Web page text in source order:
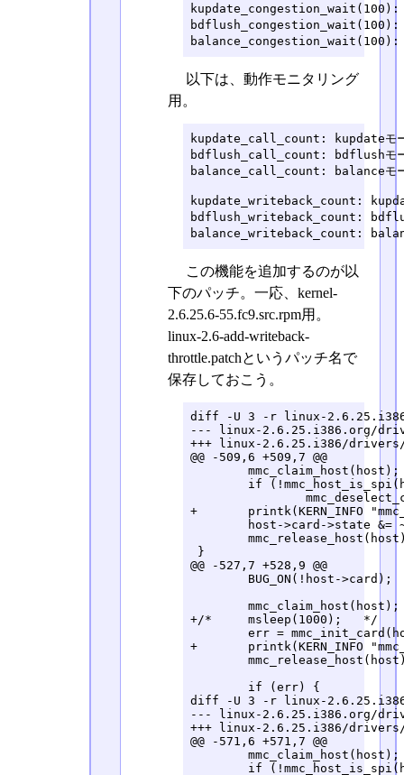
kupdate_congestion_wait(100):
bdflush_congestion_wait(100):
balance_congestion_wait(100):
以下は、動作モニタリング
用。
kupdate_call_count: kupdateモー
bdflush_call_count: bdflushモー
balance_call_count: balanceモー
kupdate_writeback_count:
bdflush_writeback_count:
balance_writeback_count:
この機能を追加するのが以
下のパッチ。一応、kernel-
2.6.25.6-55.fc9.src.rpm用。
linux-2.6-add-writeback-
throttle.patchというパッチ名で
保存しておこう。
diff -U 3 -r linux-2.6.25.i386.org/drivers/mmc/core/mmc.c linux-2.6.25.i386/drivers/mmc/core/mmc.c
--- linux-2.6.25.i386.org/drivers/mmc/core/mmc.c	2008-04-17 11:49:44.000000000 +0900
+++ linux-2.6.25.i386/drivers/mmc/core/mmc.c	2008-07-03 12:31:22.000000000 +0900
@@ -509,6 +509,7 @@
 	mmc_claim_host(host);
 	if (!mmc_host_is_spi(host))
 		mmc_deselect_cards(host);
+	printk(KERN_INFO "mmc_core: deselected mmc card for suspend.\n");
 	host->card->state &= ~MMC_STATE_HIGHSPEED;
 	mmc_release_host(host);
 }
@@ -527,7 +528,9 @@
 	BUG_ON(!host->card);
 
 	mmc_claim_host(host);
+/*	msleep(1000);	*/
 	err = mmc_init_card(host, host->ocr, host->card);
+	printk(KERN_INFO "mmc_core: reinitialised mmc card for resume. state=%d.\n", err);
 	mmc_release_host(host);
 
 	if (err) {
diff -U 3 -r linux-2.6.25.i386.org/drivers/mmc/core/sd.c linux-2.6.25.i386/drivers/mmc/core/sd.c
--- linux-2.6.25.i386.org/drivers/mmc/core/sd.c	2008-04-17 11:49:44.000000000 +0900
+++ linux-2.6.25.i386/drivers/mmc/core/sd.c	2008-07-03 12:31:08.000000000 +0900
@@ -571,6 +571,7 @@
 	mmc_claim_host(host);
 	if (!mmc_host_is_spi(host))
 		mmc_deselect_cards(host);
+	printk(KERN_INFO "mmc_core: deselected sd card for suspend.\n");
 	host->card->state &= ~MMC_STATE_HIGHSPEED;
 	mmc_release_host(host);
 }
@@ -589,7 +590,9 @@
 	BUG_ON(!host->card);
 
 	mmc_claim_host(host);
+/*	msleep(1000);	*/
 	err = mmc_sd_init_card(host, host->ocr, host->card);
+	printk(KERN_INFO "mmc_core: reinitialised sd card for resume. state=%d.\n", err);
 	mmc_release_host(host);
 
 	if (err) {
diff -U 3 -r linux-2.6.25.i386.org/drivers/mmc/host/sdhci.c linux-2.6.25.i386/drivers/mmc/host/sdhci.c
--- linux-2.6.25.i386.org/drivers/mmc/host/sdhci.c	2008-04-17 11:49:44.000000000 +0900
+++ linux-2.6.25.i386/drivers/mmc/host/sdhci.c	2008-07-03 07:46:09.000000000 +0900
@@ -1184,7 +1184,7 @@
 	if (!chip)
 		return 0;
 
-	DBG("Suspending...\n");
+	printk(KERN_INFO DRIVER_NAME ": Suspending...\n");
 
 	for (i = 0;i < chip->num_slots;i++) {
 		if (!chip->hosts[i])
@@ -1221,7 +1221,7 @@
 	if (!chip)
 		return 0;
 
-	DBG("Resuming...\n");
+	printk(KERN_INFO DRIVER_NAME ": Resuming...\n");
 
 	pci_set_power_state(pdev, PCI_D0);
 	pci_restore_state(pdev);
diff -U 3 -r linux-2.6.25.i386.org/include/linux/sysctl.h linux-2.6.25.i386/include/linux/sysctl.h
--- linux-2.6.25.i386.org/include/linux/sysctl.h	2008-04-17 11:49:44.000000000 +0900
+++ linux-2.6.25.i386/include/linux/sysctl.h	2008-07-03 08:02:36.000000000 +0900
@@ -205,6 +205,25 @@
 	VM_PANIC_ON_OOM=33,	/* panic at out-of-memory */
 	VM_VDSO_ENABLED=34,	/* map VDSO into new processes? */
 	VM_MIN_SLAB=35,		 /* Percent pages ignored by zone reclaim */
+
+	VM_BDFLUSH_MAX_WRITEBACK_PAGES=36,
+	VM_KUPDATE_MAX_WRITEBACK_PAGES=37,
+
+	VM_BALANCE_CALL_COUNT=38,
+	VM_BDFLUSH_CALL_COUNT=39,
+	VM_KUPDATE_CALL_COUNT=40,
+
+	VM_BALANCE_WRITEBACK_COUNT=41,
+	VM_BDFLUSH_WRITEBACK_COUNT=42,
+	VM_KUPDATE_WRITEBACK_COUNT=43,
+
+